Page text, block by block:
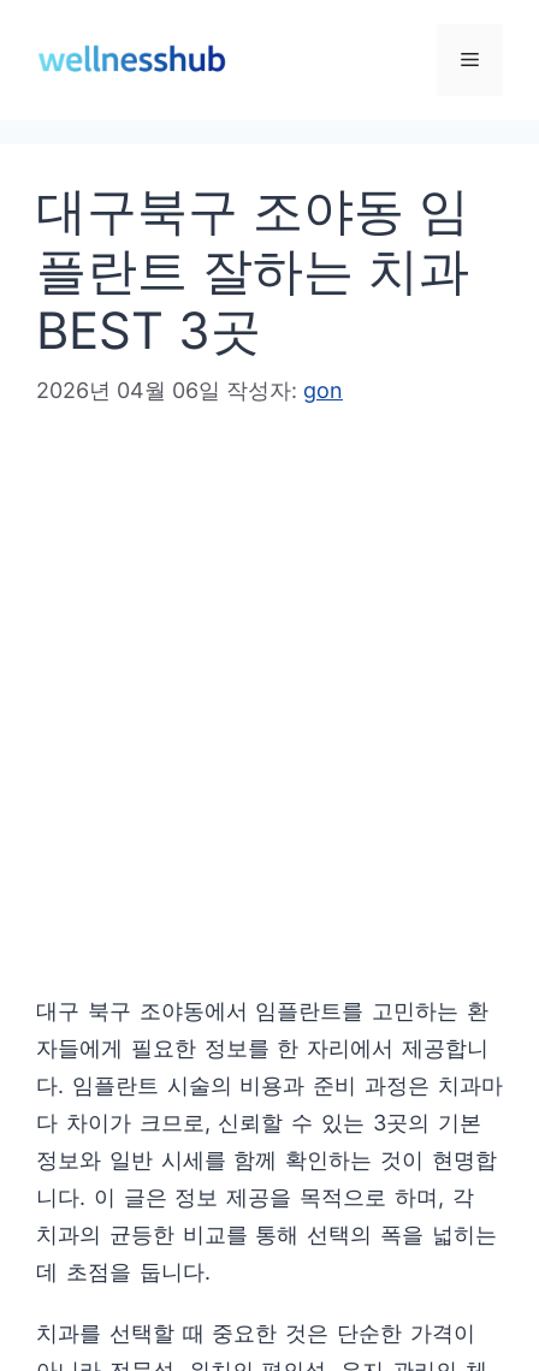
메
대구북구 조야동 임
플란트 잘하는 치과
BEST 3곳
2026년 04월 06일 작성자: gon
대구 북구 조야동에서 임플란트를 고민하는 환
자들에게 필요한 정보를 한 자리에서 제공합니
다. 임플란트 시술의 비용과 준비 과정은 치과마
다 차이가 크므로, 신뢰할 수 있는 3곳의 기본
정보와 일반 시세를 함께 확인하는 것이 현명합
니다. 이 글은 정보 제공을 목적으로 하며, 각
치과의 균등한 비교를 통해 선택의 폭을 넓히는
데 초점을 둡니다.
치과를 선택할 때 중요한 것은 단순한 가격이